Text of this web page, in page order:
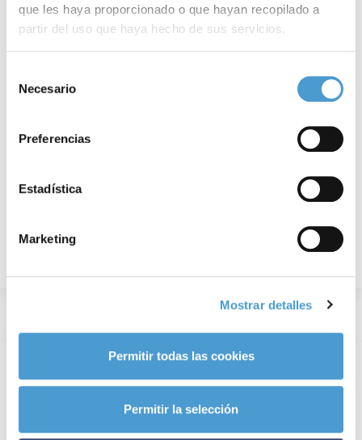
que les haya proporcionado o que hayan recopilado a
partir del uso que haya hecho de sus servicios.
de cookies
Necesario
Preferencias
Estadística
Marketing
Mostrar detalles
Permitir todas las cookies
Permitir la selección
DE INTERÉS